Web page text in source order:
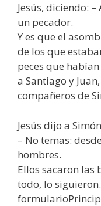
Jesús, diciendo:
un pecador.
Y es que el
de los que
peces que
a Santiago y
compañeros de
Jesús dijo a
– No temas:
hombres.
Ellos sacaron las
todo, lo siguieron.